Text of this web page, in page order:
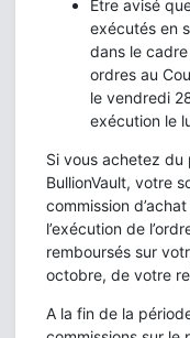
Etre avisé
exécutés en
dans le
ordres au
le vendredi
exécution le
Si vous achetez
BullionVault, votre
commission
l’exécution de
remboursés sur
octobre, de votre
A la fin de la